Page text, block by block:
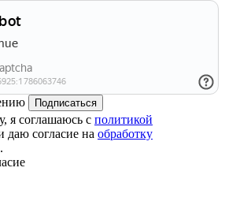
Подписаться
я соглашаюсь с политикой
даю согласие на обработку